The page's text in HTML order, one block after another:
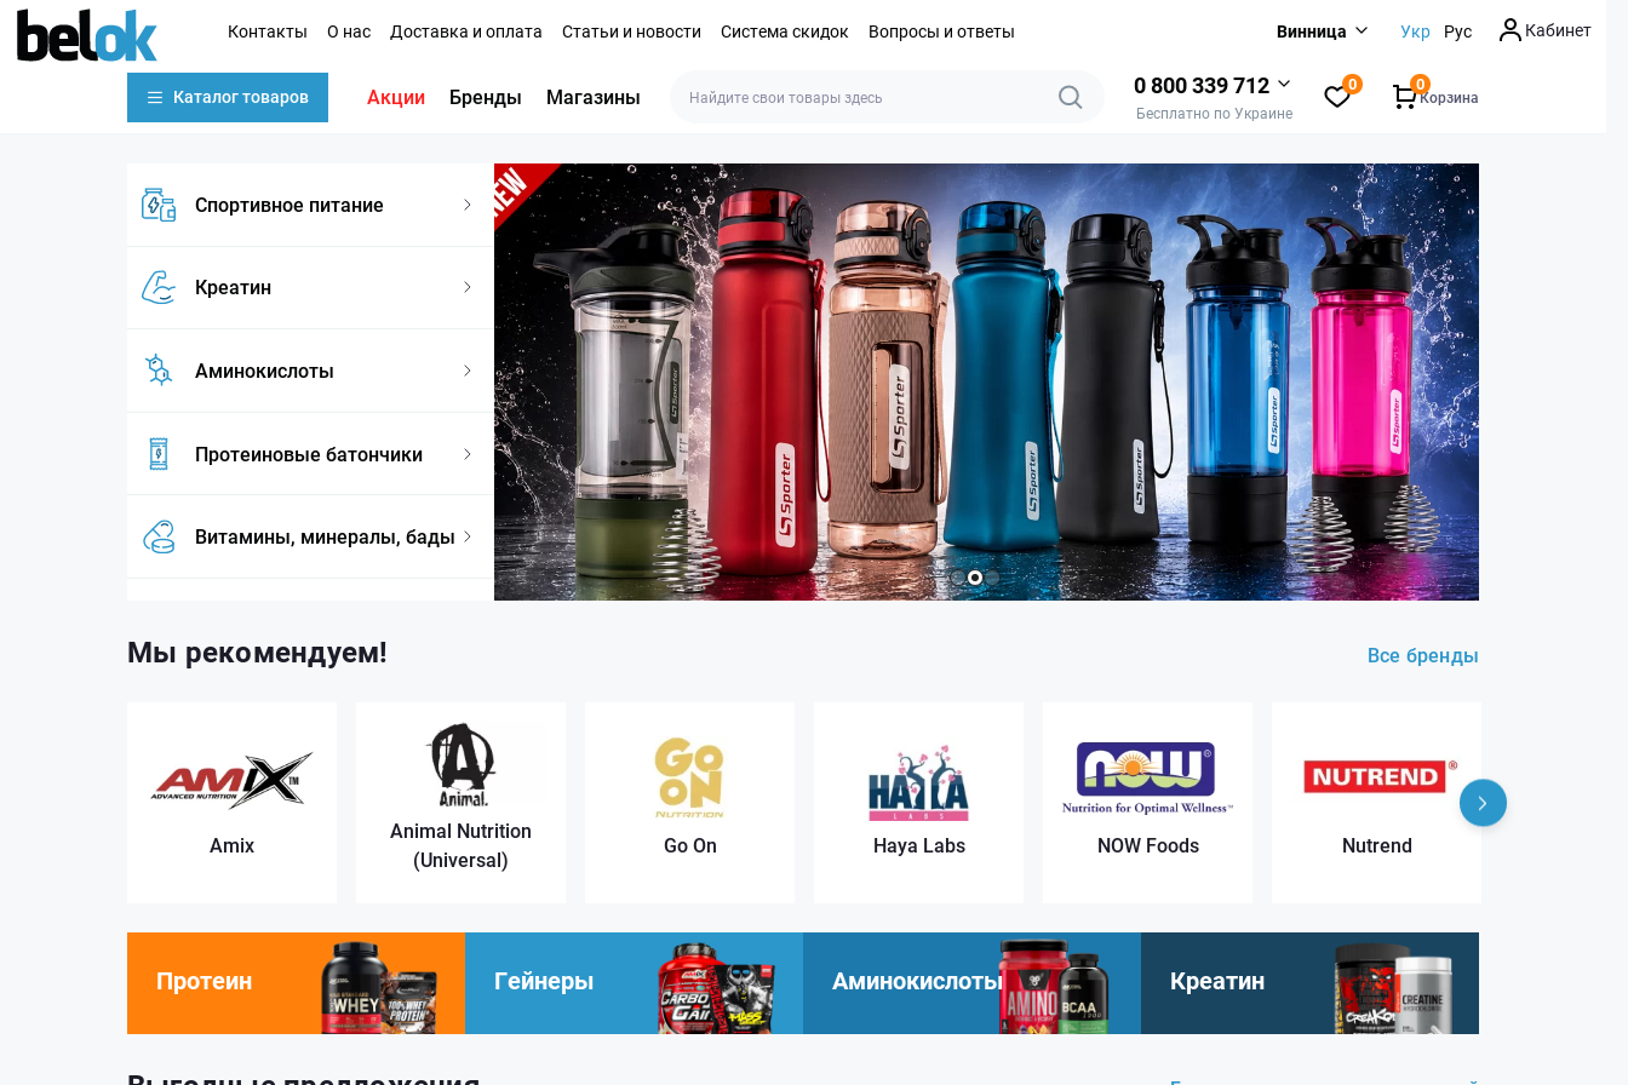
Контакты О нас Доставка и оплата Статьи и новости Система скидок Вопросы и ответы Винница Укр Рус Кабинет
Каталог товаров Акции Бренды Магазины 0 800 339 712
Бесплатно по Украине
0
Корзина
0
Спортивное питание
Креатин
Аминокислоты
Протеиновые батончики
Витамины, минералы, бады
Новые товары
Мы рекомендуем! Все бренды
Amix
Animal Nutrition
(Universal)
Go On Haya Labs NOW Foods Nutrend
Протеин Гейнеры Аминокислоты Креатин